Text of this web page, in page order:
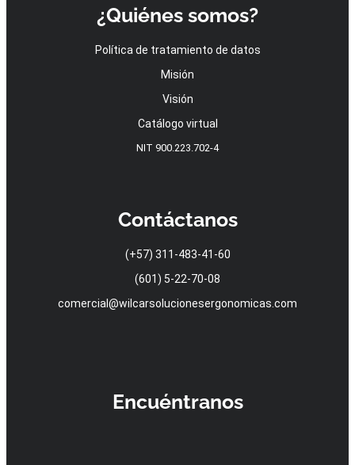
¿Quiénes somos?
Política de tratamiento de datos
Misión
Visión
Catálogo virtual
NIT 900.223.702-4
Contáctanos
(+57) 311-483-41-60
(601) 5-22-70-08
comercial@wilcarsolucionesergonomicas.com
Encuéntranos